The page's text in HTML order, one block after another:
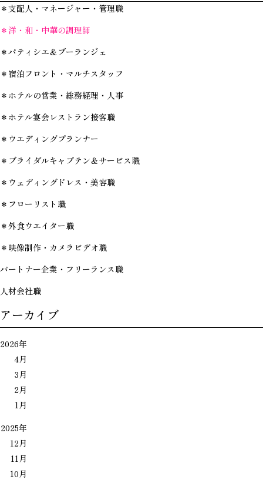
＊支配人・マネージャー・管理職
＊洋・和・中華の調理師
＊パティシエ＆ブーランジェ
＊宿泊フロント・マルチスタッフ
＊ホテルの営業・総務経理・人事
＊ホテル宴会レストラン接客職
＊ウエディングプランナー
＊ブライダルキャプテン＆サービス職
＊ウェディングドレス・美容職
＊フローリスト職
＊外食ウエイター職
＊映像制作・カメラビデオ職
パートナー企業・フリーランス職
人材会社職
アーカイブ
2026年
4月
3月
2月
1月
2025年
12月
11月
10月